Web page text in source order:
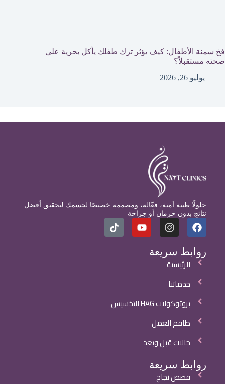
فخ سمنة الأطفال: كيف يؤثر ترك طفلك يأكل بحرية على
صحته مستقبلاً؟
يوليو 26, 2026
حلولًا طبية آمنة، فعّالة، ومصممة خصيصًا لجسمك لتحقيق أفضل
نتائج بدون حرمان أو جراحة
روابط سريعة
الرئيسية
خدماتنا
بروتوكولات HAG للتخسيس
طاقم العمل
حالات قبل وبعد
روابط سريعة
قصص نجاح